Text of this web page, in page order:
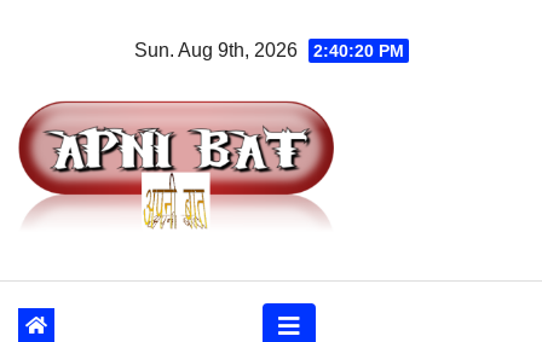
Sun. Aug 9th, 2026 2:40:21 PM